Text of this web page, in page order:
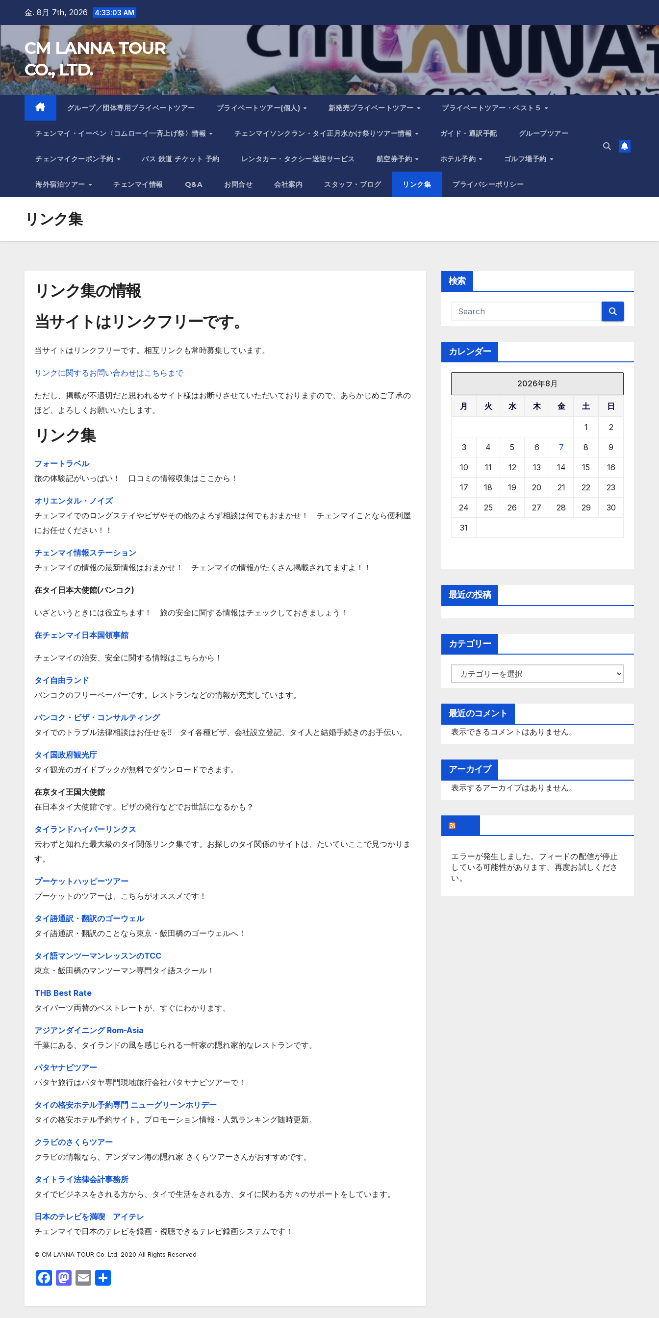
金. 8月 7th, 2026 4:33:04 AM
CM LANNA TOUR
CO., LTD.
グループ／団体専用プライベートツアー プライベートツアー(個人) 新発売プライベートツアー プライベートツアー・ベスト５
チェンマイ・イーペン〈コムローイ一斉上げ祭〉情報 チェンマイソンクラン・タイ正月水かけ祭りツアー情報 ガイド・通訳手配 グループツアー
チェンマイクーポン予約 バス 鉄道 チケット 予約 レンタカー・タクシー送迎サービス 航空券予約 ホテル予約 ゴルフ場予約
海外宿泊ツアー チェンマイ情報 Q&A お問合せ 会社案内 スタッフ・ブログ リンク集 プライバシーポリシー
リンク集
リンク集の情報
当サイトはリンクフリーです。
当サイトはリンクフリーです。相互リンクも常時募集しています。
リンクに関するお問い合わせはこちらまで
ただし、掲載が不適切だと思われるサイト様はお断りさせていただいておりますので、あらかじめご了承の
ほど、よろしくお願いいたします。
リンク集
フォートラベル
旅の体験記がいっぱい！ 口コミの情報収集はここから！
オリエンタル・ノイズ
チェンマイでのロングステイやビザやその他のよろず相談は何でもおまかせ！ チェンマイことなら便利屋
にお任せください！！
チェンマイ情報ステーション
チェンマイの情報の最新情報はおまかせ！ チェンマイの情報がたくさん掲載されてますよ！！
在タイ日本大使館(バンコク)
いざというときには役立ちます！ 旅の安全に関する情報はチェックしておきましょう！
在チェンマイ日本国領事館
チェンマイの治安、安全に関する情報はこちらから！
タイ自由ランド
バンコクのフリーペーパーです。レストランなどの情報が充実しています。
バンコク・ビザ・コンサルティング
タイでのトラブル法律相談はお任せを!! タイ各種ビザ、会社設立登記、タイ人と結婚手続きのお手伝い。
タイ国政府観光庁
タイ観光のガイドブックが無料でダウンロードできます。
在京タイ王国大使館
在日本タイ大使館です。ビザの発行などでお世話になるかも？
タイランドハイパーリンクス
云わずと知れた最大級のタイ関係リンク集です。お探しのタイ関係のサイトは、たいていここで見つかりま
す。
プーケットハッピーツアー
プーケットのツアーは、こちらがオススメです！
タイ語通訳・翻訳のゴーウェル
タイ語通訳・翻訳のことなら東京・飯田橋のゴーウェルへ！
タイ語マンツーマンレッスンのTCC
東京・飯田橋のマンツーマン専門タイ語スクール！
THB Best Rate
タイバーツ両替のベストレートが、すぐにわかります。
アジアンダイニング Rom-Asia
千葉にある、タイランドの風を感じられる一軒家の隠れ家的なレストランです。
パタヤナビツアー
パタヤ旅行はパタヤ専門現地旅行会社パタヤナビツアーで！
タイの格安ホテル予約専門 ニューグリーンホリデー
タイの格安ホテル予約サイト。プロモーション情報・人気ランキング随時更新。
クラビのさくらツアー
クラビの情報なら、アンダマン海の隠れ家 さくらツアーさんがおすすめです。
タイトライ法律会計事務所
タイでビジネスをされる方から、タイで生活をされる方、タイに関わる方々のサポートをしています。
日本のテレビを満喫 アイテレ
チェンマイで日本のテレビを録画・視聴できるテレビ録画システムです！
© CM LANNA TOUR Co. Ltd. 2020 All Rights Reserved
F
c
M
st
E
ail
検索
カレンダー
2026年8月
月 火 水 木 金 土 日
1 2
3 4 5 6 7 8 9
10 11 12 13 14 15 16
17 18 19 20 21 22 23
24 25 26 27 28 29 30
31
最近の投稿
カテゴリー
テ
リ
ー
最近のコメント
表示できるコメントはありません。
アーカイブ
表示するアーカイブはありません。
エラーが発生しました。フィードの配信が停止
している可能性があります。再度お試しくださ
い。